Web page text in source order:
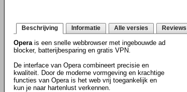
Beschrijving Informatie Alle versies Reviews
Operais een snelle webbrowser met ingebouwde ad
blocker, batterijbesparing en gratis VPN.
De interface van Opera combineert precisie en
kwaliteit. Door de moderne vormgeving en krachtige
functies van Opera is het web vrij toegankelijk en
kun je naar hartenlust verkennen.